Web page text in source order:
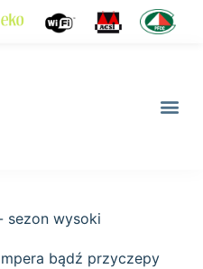
sezon wysoki
bądź przyczepy